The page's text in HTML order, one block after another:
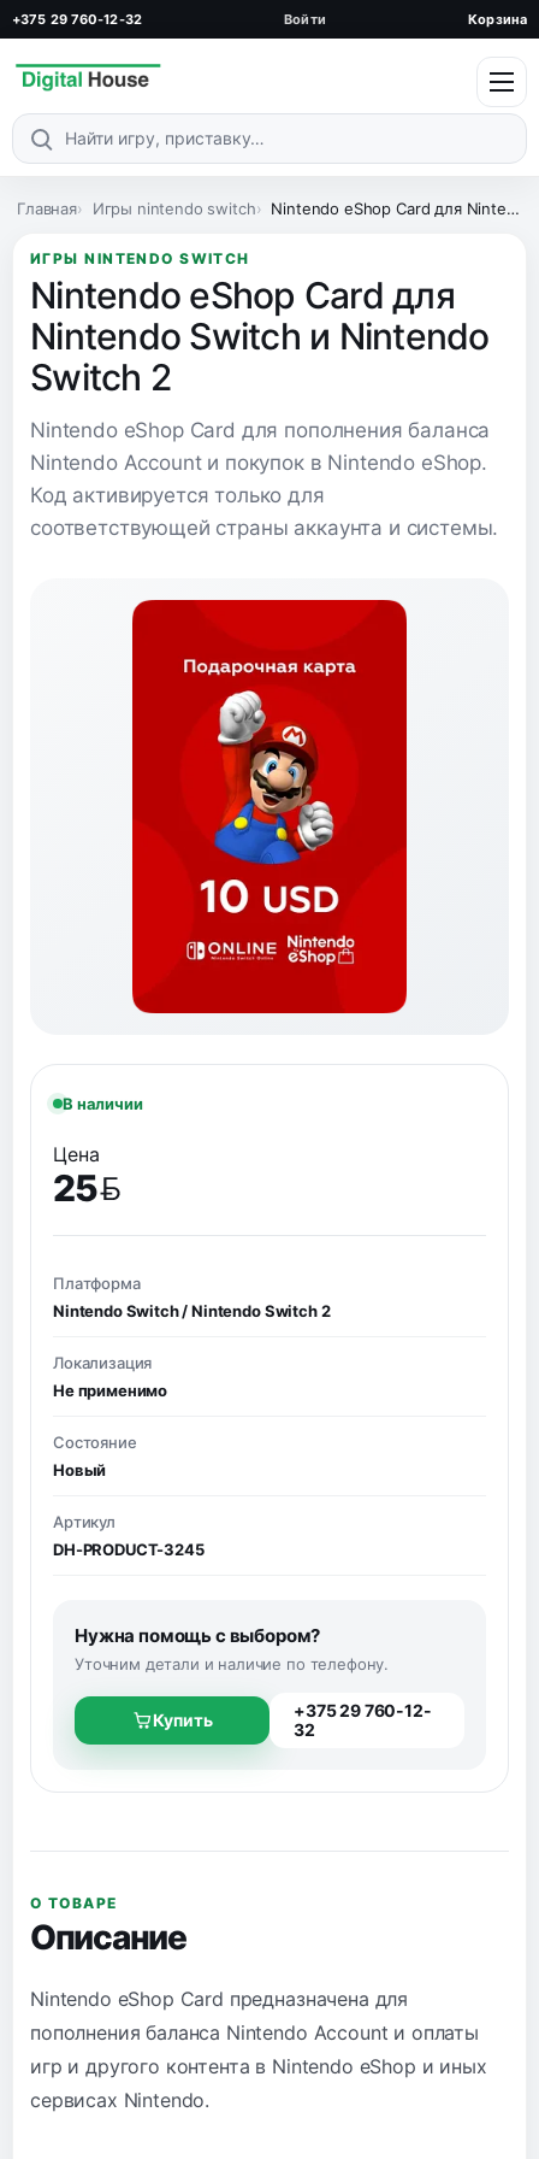
+375 29 760-12-32 Войти Корзина
Поиск по каталогу
Главная Игры nintendo switch Nintendo eShop Card для Nintendo Switch и Nintendo Switch 2
ИГРЫ NINTENDO SWITCH
Nintendo eShop Card для
Nintendo Switch и Nintendo
Switch 2
Nintendo eShop Card для пополнения баланса
Nintendo Account и покупок в Nintendo eShop.
Код активируется только для
соответствующей страны аккаунта и системы.
В наличии
Цена
25
BYN
Платформа
Nintendo Switch / Nintendo Switch 2
Локализация
Не применимо
Состояние
Новый
Артикул
DH-PRODUCT-3245
Нужна помощь с выбором?
Уточним детали и наличие по телефону.
Купить
+375 29 760-12-
32
О ТОВАРЕ
Описание
Nintendo eShop Card предназначена для
пополнения баланса Nintendo Account и оплаты
игр и другого контента в Nintendo eShop и иных
сервисах Nintendo.